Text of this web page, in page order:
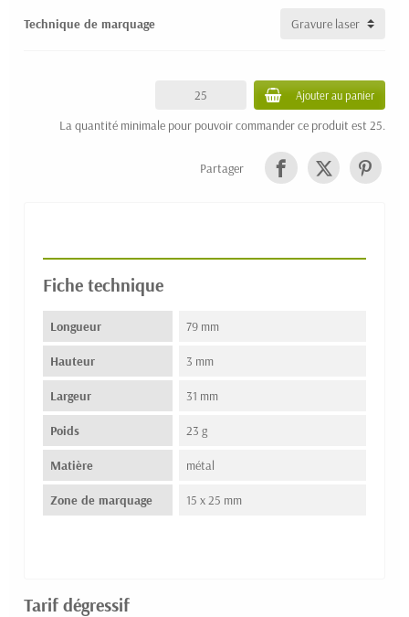
Technique de marquage
Ajouter au panier
La quantité minimale pour pouvoir commander ce produit est 25.
Partager
Fiche technique
Longueur 79 mm
Hauteur 3 mm
Largeur 31 mm
Poids 23 g
Matière métal
Zone de marquage 15 x 25 mm
Tarif dégressif